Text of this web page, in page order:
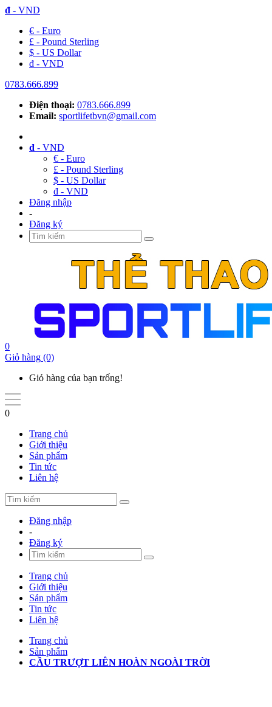
đ - VND
€ - Euro
£ - Pound Sterling
$ - US Dollar
đ - VND
0783.666.899
Điện thoại: 0783.666.899
Email: sportlifetbvn@gmail.com
đ - VND
€ - Euro
£ - Pound Sterling
$ - US Dollar
đ - VND
Đăng nhập
-
Đăng ký
0
Giỏ hàng (0)
Giỏ hàng của bạn trống!
0
Trang chủ
Giới thiệu
Sản phẩm
Tin tức
Liên hệ
Đăng nhập
-
Đăng ký
Trang chủ
Giới thiệu
Sản phẩm
Tin tức
Liên hệ
Trang chủ
Sản phẩm
CẦU TRƯỢT LIÊN HOÀN NGOÀI TRỜI